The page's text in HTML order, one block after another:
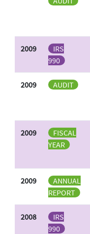
2009
IRS
990
2009 AUDIT
2009
FISCAL
YEAR
2009
ANNUAL
REPORT
2008
IRS
990